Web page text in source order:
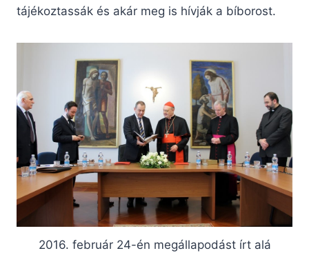
tájékoztassák és akár meg is hívják a bíborost.
2016. február 24-én megállapodást írt alá